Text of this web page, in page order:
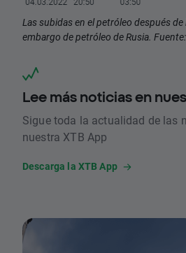
Las subidas en el petróleo después
embargo de petróleo de Rusia.
Lee más noticias en
Sigue toda la actualidad de las
nuestra XTB App
Descarga la XTB App